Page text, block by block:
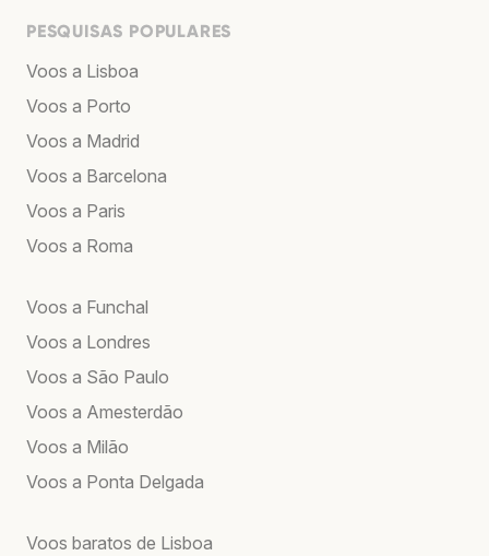
PESQUISAS POPULARES
Voos a Lisboa
Voos a Porto
Voos a Madrid
Voos a Barcelona
Voos a Paris
Voos a Roma
Voos a Funchal
Voos a Londres
Voos a São Paulo
Voos a Amesterdão
Voos a Milão
Voos a Ponta Delgada
Voos baratos de Lisboa